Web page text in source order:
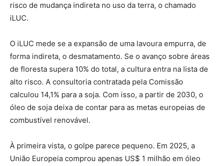
risco de mudança indireta no uso da terra, o chamado
iLUC.
O iLUC mede se a expansão de uma lavoura empurra, de
forma indireta, o desmatamento. Se o avanço sobre áreas
de floresta supera 10% do total, a cultura entra na lista de
alto risco. A consultoria contratada pela Comissão
calculou 14,1% para a soja. Com isso, a partir de 2030, o
óleo de soja deixa de contar para as metas europeias de
combustível renovável.
À primeira vista, o golpe parece pequeno. Em 2025, a
União Europeia comprou apenas US$ 1 milhão em óleo